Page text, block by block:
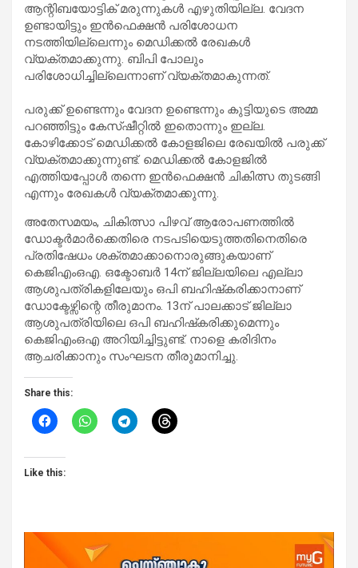
ആന്റിബയോട്ടിക് മരുന്നുകള്‍ എഴുതിയില്ല. വേദന
ഉണ്ടായിട്ടും ഇന്‍ഫെക്ഷന്‍ പരിശോധന
നടത്തിയില്ലെന്നും മെഡിക്കല്‍ രേഖകള്‍
വ്യക്തമാക്കുന്നു. ബിപി പോലും
പരിശോധിച്ചില്ലെന്നാണ് വ്യക്തമാകുന്നത്.
പരുക്ക് ഉണ്ടെന്നും വേദന ഉണ്ടെന്നും കുട്ടിയുടെ അമ്മ
പറഞ്ഞിട്ടും കേസ്ഷീറ്റില്‍ ഇതൊന്നും ഇല്ല.
കോഴിക്കോട് മെഡിക്കല്‍ കോളജിലെ രേഖയില്‍ പരുക്ക്
വ്യക്തമാക്കുന്നുണ്ട്. മെഡിക്കല്‍ കോളജില്‍
എത്തിയപ്പോള്‍ തന്നെ ഇന്‍ഫെക്ഷന്‍ ചികിത്സ തുടങ്ങി
എന്നും രേഖകള്‍ വ്യക്തമാക്കുന്നു.
അതേസമയം, ചികിത്സാ പിഴവ് ആരോപണത്തില്‍
ഡോക്ടര്‍മാര്‍ക്കെതിരെ നടപടിയെടുത്തതിനെതിരെ
പ്രതിഷേധം ശക്തമാക്കാനൊരുങ്ങുകയാണ്
കെജിഎംഒഎ. ഒക്ടോബര്‍ 14ന് ജില്ലയിലെ എല്ലാ
ആശുപത്രികളിലേയും ഒപി ബഹിഷ്‌കരിക്കാനാണ്
ഡോക്ടേഴ്സിന്റെ തീരുമാനം. 13ന് പാലക്കാട് ജില്ലാ
ആശുപത്രിയിലെ ഒപി ബഹിഷ്‌കരിക്കുമെന്നും
കെജിഎംഒഎ അറിയിച്ചിട്ടുണ്ട്. നാളെ കരിദിനം
ആചരിക്കാനും സംഘടന തീരുമാനിച്ചു.
Share this:
Like this: